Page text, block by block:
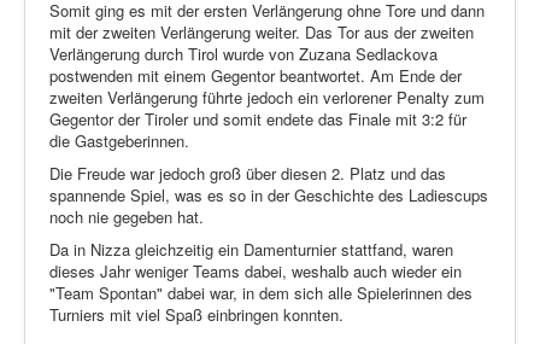
Somit ging es mit der ersten Verlängerung ohne Tore und dann
mit der zweiten Verlängerung weiter. Das Tor aus der zweiten
Verlängerung durch Tirol wurde von Zuzana Sedlackova
postwenden mit einem Gegentor beantwortet. Am Ende der
zweiten Verlängerung führte jedoch ein verlorener Penalty zum
Gegentor der Tiroler und somit endete das Finale mit 3:2 für
die Gastgeberinnen.
Die Freude war jedoch groß über diesen 2. Platz und das
spannende Spiel, was es so in der Geschichte des Ladiescups
noch nie gegeben hat.
Da in Nizza gleichzeitig ein Damenturnier stattfand, waren
dieses Jahr weniger Teams dabei, weshalb auch wieder ein
"Team Spontan" dabei war, in dem sich alle Spielerinnen des
Turniers mit viel Spaß einbringen konnten.